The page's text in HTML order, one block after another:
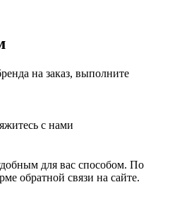
на заказ, выполните
для вас способом. По
обратной связи на сайте.